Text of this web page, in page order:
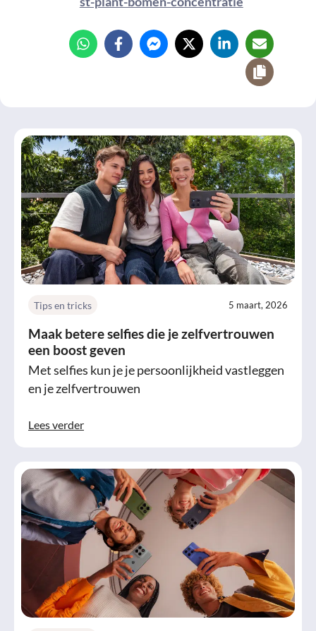
Tips en tricks 5 maart, 2026
Maak betere selfies die je zelfvertrouwen
een boost geven
Met selfies kun je je persoonlijkheid vastleggen
en je zelfvertrouwen
Lees verder